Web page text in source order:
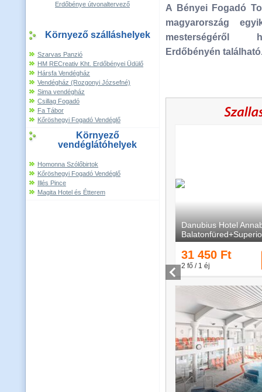
Erdőbénye útvonaltervező
Környező szálláshelyek
Szarvas Panzió
HM RECreativ Kht. Erdőbényei Üdülő
Hársfa Vendégház
Vendégház (Rozgonyi Józsefné)
Sima vendégház
Csillag Fogadó
Fa Tábor
Kőröshegyi Fogadó Vendéglő
Környező
vendéglátóhelyek
Homonna Szólőbirtok
Kőröshegyi Fogadó Vendéglő
Illés Pince
Magita Hotel és Étterem
A Bényei Fogadó
magyarország
mesterségéről
Erdőbényén